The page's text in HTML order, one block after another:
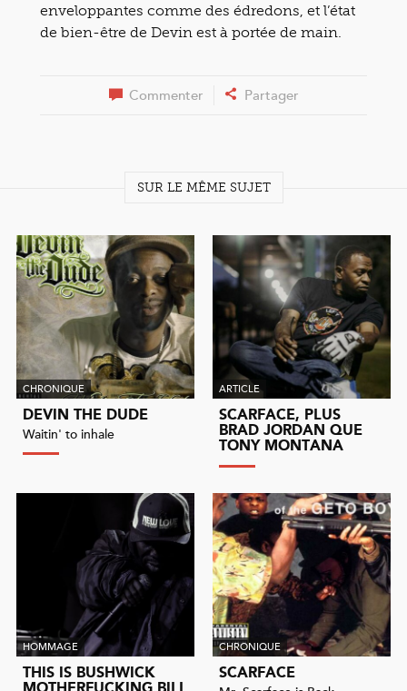
enveloppantes comme des édredons, et l’état
de bien-être de Devin est à portée de main.
Commenter Partager
SUR LE MÊME SUJET
CHRONIQUE
DEVIN THE DUDE
Waitin' to inhale
ARTICLE
SCARFACE, PLUS
BRAD JORDAN QUE
TONY MONTANA
HOMMAGE
THIS IS BUSHWICK
CHRONIQUE
SCARFACE